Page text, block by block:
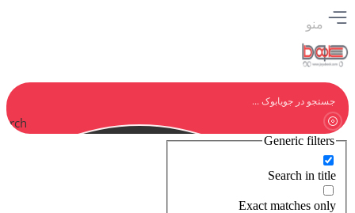
منو
Generic filters
Search in title
Exact matches only